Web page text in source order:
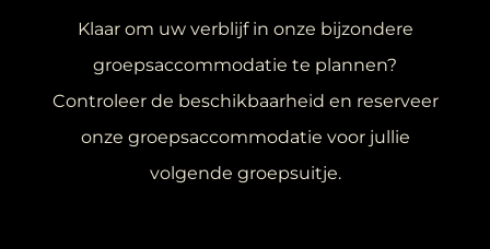
Klaar om uw verblijf in onze bijzondere
groepsaccommodatie te plannen?
Controleer de beschikbaarheid en reserveer
onze groepsaccommodatie voor jullie
volgende groepsuitje.